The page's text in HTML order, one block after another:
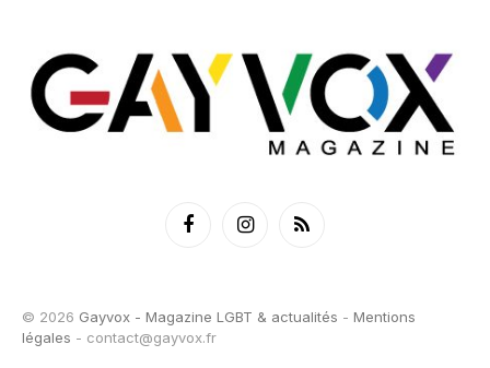
FacebookInstagramRSS
© 2026 Gayvox - Magazine LGBT & actualités - Mentions
légales - contact@gayvox.fr